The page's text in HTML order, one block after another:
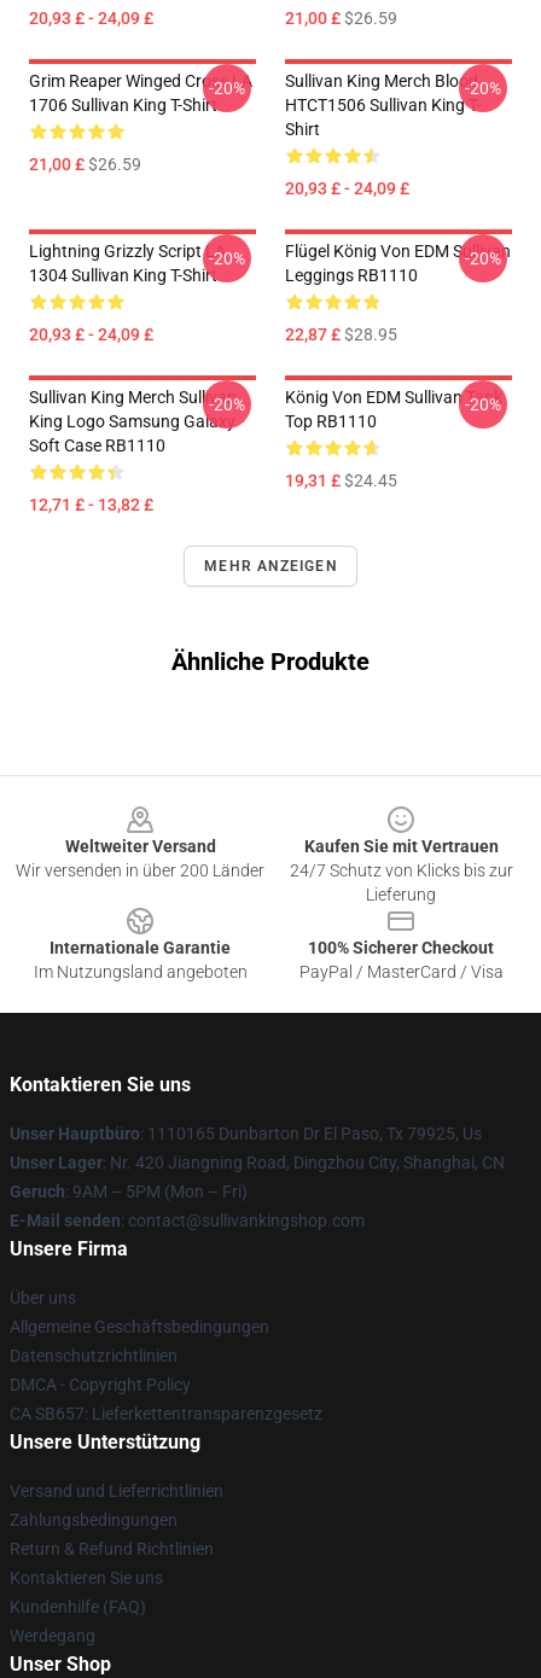
20,93 £ - 24,09 £ 21,00 £$26.59
Grim Reaper Winged Cross LA
1706 Sullivan King T-Shirt
21,00 £$26.59
-20%
Sullivan King Merch Blood
HTCT1506 Sullivan King T-
Shirt
20,93 £ - 24,09 £
-20%
Lightning Grizzly Script LA
1304 Sullivan King T-Shirt
20,93 £ - 24,09 £
-20%
Flügel König Von EDM Sullivan
Leggings RB1110
22,87 £$28.95
-20%
Sullivan King Merch Sullivan
King Logo Samsung Galaxy
Soft Case RB1110
12,71 £ - 13,82 £
-20%
König Von EDM Sullivan Tank
Top RB1110
19,31 £$24.45
-20%
MEHR ANZEIGEN
Ähnliche Produkte
Weltweiter Versand
Wir versenden in über 200 Länder
Kaufen Sie mit Vertrauen
24/7 Schutz von Klicks bis zur
Lieferung
Internationale Garantie
Im Nutzungsland angeboten
100% Sicherer Checkout
PayPal / MasterCard / Visa
Kontaktieren Sie uns
Unser Hauptbüro: 1110165 Dunbarton Dr El Paso, Tx 79925, Us
Unser Lager: Nr. 420 Jiangning Road, Dingzhou City, Shanghai, CN
Geruch: 9AM – 5PM (Mon – Fri)
E-Mail senden: contact@sullivankingshop.com
Unsere Firma
Über uns
Allgemeine Geschäftsbedingungen
Datenschutzrichtlinien
DMCA - Copyright Policy
CA SB657: Lieferkettentransparenzgesetz
Unsere Unterstützung
Versand und Lieferrichtlinien
Zahlungsbedingungen
Return & Refund Richtlinien
Kontaktieren Sie uns
Kundenhilfe (FAQ)
Werdegang
Unser Shop